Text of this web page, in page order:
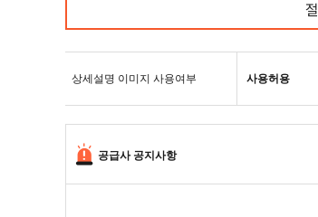
상세설명 이미지 사용여부 사용허용
공급사 공지사항